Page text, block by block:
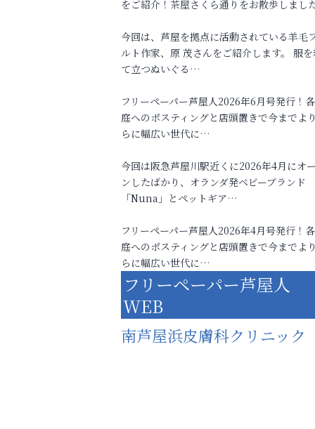
をご紹介！茶屋さくら通りをお散歩しまし
今回は、芦屋を拠点に活動されている羊毛
ルト作家、原 茂さんをご紹介します。 服を
て立つぬいぐる…
フリーペーパー芦屋人2026年6月号発行！
庭へのポスティングと店頭置きで今までよ
らに幅広い世代に…
今回は阪急芦屋川駅近くに2026年4月にオ
ンしたばかり、オランダ発ベビーブランド
「Nuna」とペットギア…
フリーペーパー芦屋人2026年4月号発行！
庭へのポスティングと店頭置きで今までよ
らに幅広い世代に…
フリーペーパー芦屋人
WEB
南芦屋浜皮膚科クリニック